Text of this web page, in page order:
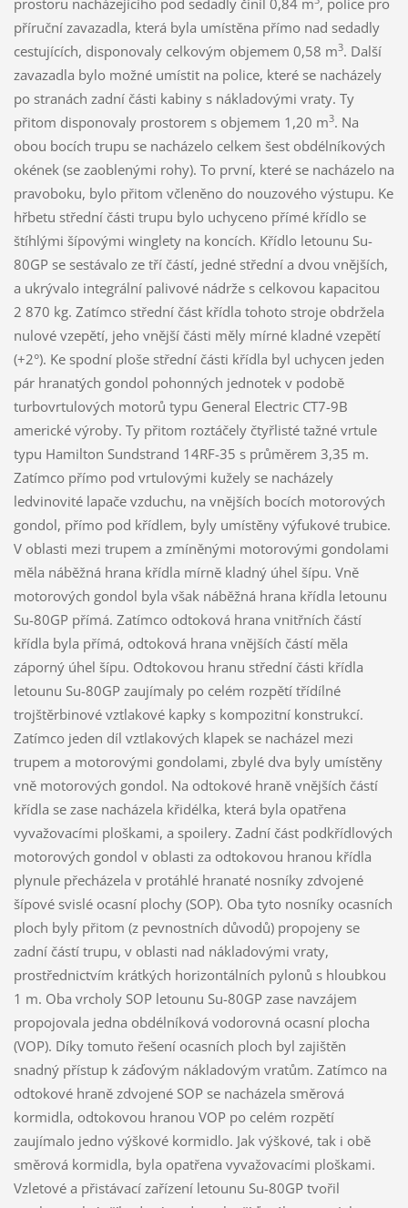
příruční zavazadla, která byla umístěna přímo nad sedadly
cestujících, disponovaly celkovým objemem 0,58 m3. Další
zavazadla bylo možné umístit na police, které se nacházely
po stranách zadní části kabiny s nákladovými vraty. Ty
přitom disponovaly prostorem s objemem 1,20 m3. Na
obou bocích trupu se nacházelo celkem šest obdélníkových
okének (se zaoblenými rohy). To první, které se nacházelo na
pravoboku, bylo přitom včleněno do nouzového výstupu. Ke
hřbetu střední části trupu bylo uchyceno přímé křídlo se
štíhlými šípovými winglety na koncích. Křídlo letounu Su-
80GP se sestávalo ze tří částí, jedné střední a dvou vnějších,
a ukrývalo integrální palivové nádrže s celkovou kapacitou
2 870 kg. Zatímco střední část křídla tohoto stroje obdržela
nulové vzepětí, jeho vnější části měly mírné kladné vzepětí
(+2°). Ke spodní ploše střední části křídla byl uchycen jeden
pár hranatých gondol pohonných jednotek v podobě
turbovrtulových motorů typu General Electric CT7-9B
americké výroby. Ty přitom roztáčely čtyřlisté tažné vrtule
typu Hamilton Sundstrand 14RF-35 s průměrem 3,35 m.
Zatímco přímo pod vrtulovými kužely se nacházely
ledvinovité lapače vzduchu, na vnějších bocích motorových
gondol, přímo pod křídlem, byly umístěny výfukové trubice.
V oblasti mezi trupem a zmíněnými motorovými gondolami
měla náběžná hrana křídla mírně kladný úhel šípu. Vně
motorových gondol byla však náběžná hrana křídla letounu
Su-80GP přímá. Zatímco odtoková hrana vnitřních částí
křídla byla přímá, odtoková hrana vnějších částí měla
záporný úhel šípu. Odtokovou hranu střední části křídla
letounu Su-80GP zaujímaly po celém rozpětí třídílné
trojštěrbinové vztlakové kapky s kompozitní konstrukcí.
Zatímco jeden díl vztlakových klapek se nacházel mezi
trupem a motorovými gondolami, zbylé dva byly umístěny
vně motorových gondol. Na odtokové hraně vnějších částí
křídla se zase nacházela křidélka, která byla opatřena
vyvažovacími ploškami, a spoilery. Zadní část podkřídlových
motorových gondol v oblasti za odtokovou hranou křídla
plynule přecházela v protáhlé hranaté nosníky zdvojené
šípové svislé ocasní plochy (SOP). Oba tyto nosníky ocasních
ploch byly přitom (z pevnostních důvodů) propojeny se
zadní částí trupu, v oblasti nad nákladovými vraty,
prostřednictvím krátkých horizontálních pylonů s hloubkou
1 m. Oba vrcholy SOP letounu Su-80GP zase navzájem
propojovala jedna obdélníková vodorovná ocasní plocha
(VOP). Díky tomuto řešení ocasních ploch byl zajištěn
snadný přístup k záďovým nákladovým vratům. Zatímco na
odtokové hraně zdvojené SOP se nacházela směrová
kormidla, odtokovou hranou VOP po celém rozpětí
zaujímalo jedno výškové kormidlo. Jak výškové, tak i obě
směrová kormidla, byla opatřena vyvažovacími ploškami.
Vzletové a přistávací zařízení letounu Su-80GP tvořil